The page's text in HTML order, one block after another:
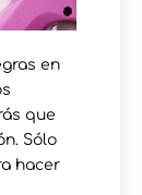
en
que
Sólo
hacer